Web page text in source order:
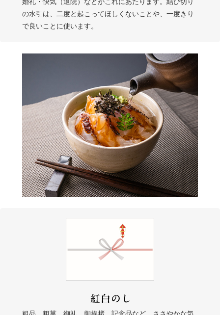
の水引は、二度と起こってほしくないことや、一度きり
で良いことに使います。
粗品、粗菓、御礼、御挨拶、記念品など、ささやかな気